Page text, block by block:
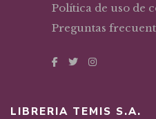
Política de uso de
Preguntas
LIBRERIA TEMIS S.A.